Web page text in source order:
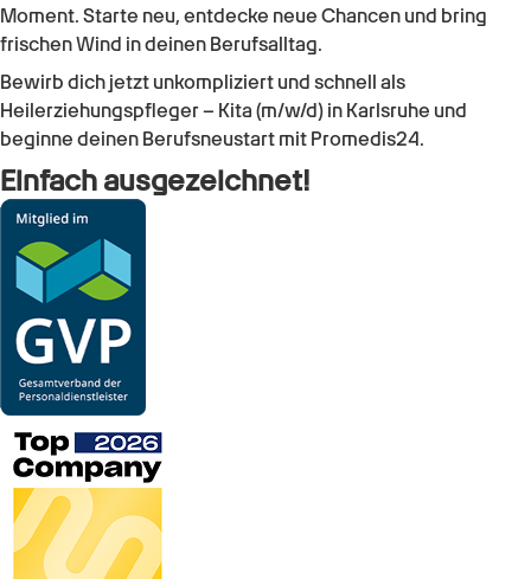
Moment. Starte neu, entdecke neue Chancen und bring
frischen Wind in deinen Berufsalltag.
Bewirb dich jetzt unkompliziert und schnell als
Heilerziehungspfleger – Kita (m/w/d) in Karlsruhe und
beginne deinen Berufsneustart mit Promedis24.
Einfach ausgezeichnet!